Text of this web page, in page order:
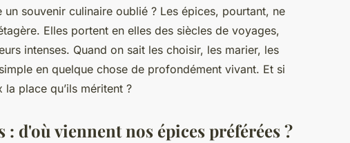
un souvenir culinaire oublié ? Les épices, pourtant, ne
Elles portent en elles des siècles de voyages,
intenses. Quand on sait les choisir, les marier, les
en quelque chose de profondément vivant. Et si
place qu’ils méritent ?
d'où viennent nos épices préférées ?